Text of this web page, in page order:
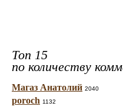
Топ 15
по количеству
Магаз Анатолий 2040
poroch 1132